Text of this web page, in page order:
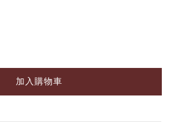
加入購物車